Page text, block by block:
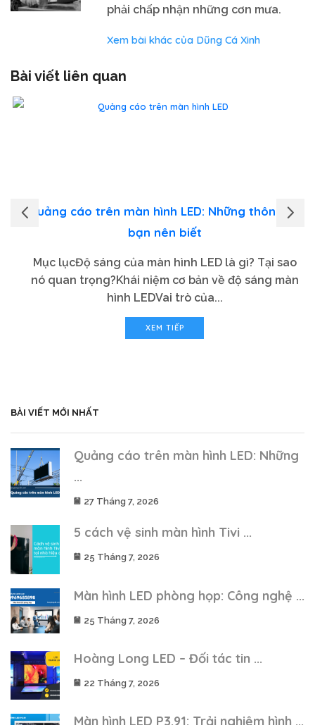
phải chấp nhận những cơn mưa.
Xem bài khác của Dũng Cá Xinh
Bài viết liên quan
Quảng cáo trên màn hình LED: Những thông tin
bạn nên biết
Mục lụcĐộ sáng của màn hình LED là gì? Tại sao
nó quan trọng?Khái niệm cơ bản về độ sáng màn
hình LEDVai trò của...
XEM TIẾP
BÀI VIẾT MỚI NHẤT
Quảng cáo trên màn hình LED: Những
...
27 Tháng 7, 2026
5 cách vệ sinh màn hình Tivi ...
25 Tháng 7, 2026
Màn hình LED phòng họp: Công nghệ ...
25 Tháng 7, 2026
Hoàng Long LED – Đối tác tin ...
22 Tháng 7, 2026
Màn hình LED P3.91: Trải nghiệm hình ...